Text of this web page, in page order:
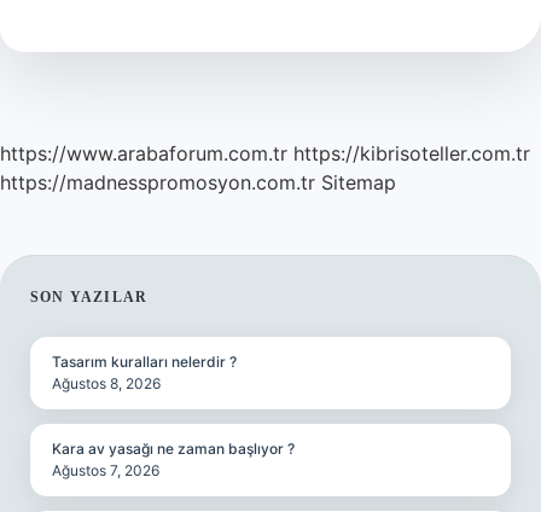
Gelir
https://www.arabaforum.com.tr https://kibrisoteller.com.tr
https://madnesspromosyon.com.tr Sitemap
SIDEBAR
SON YAZILAR
Tasarım kuralları nelerdir ?
Ağustos 8, 2026
Kara av yasağı ne zaman başlıyor ?
Ağustos 7, 2026